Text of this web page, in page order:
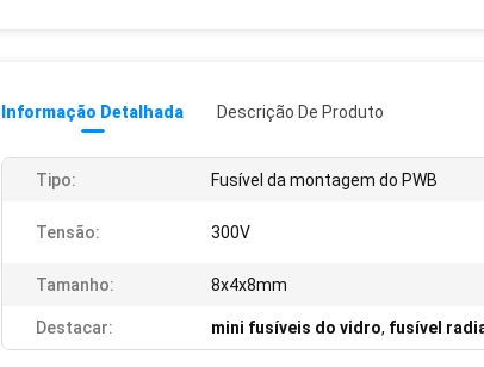
Informação Detalhada Descrição De Produto
Tipo: Fusível da montagem do PWB
Tensão: 300V
Tamanho: 8x4x8mm
Destacar: mini fusíveis do vidro, fusível